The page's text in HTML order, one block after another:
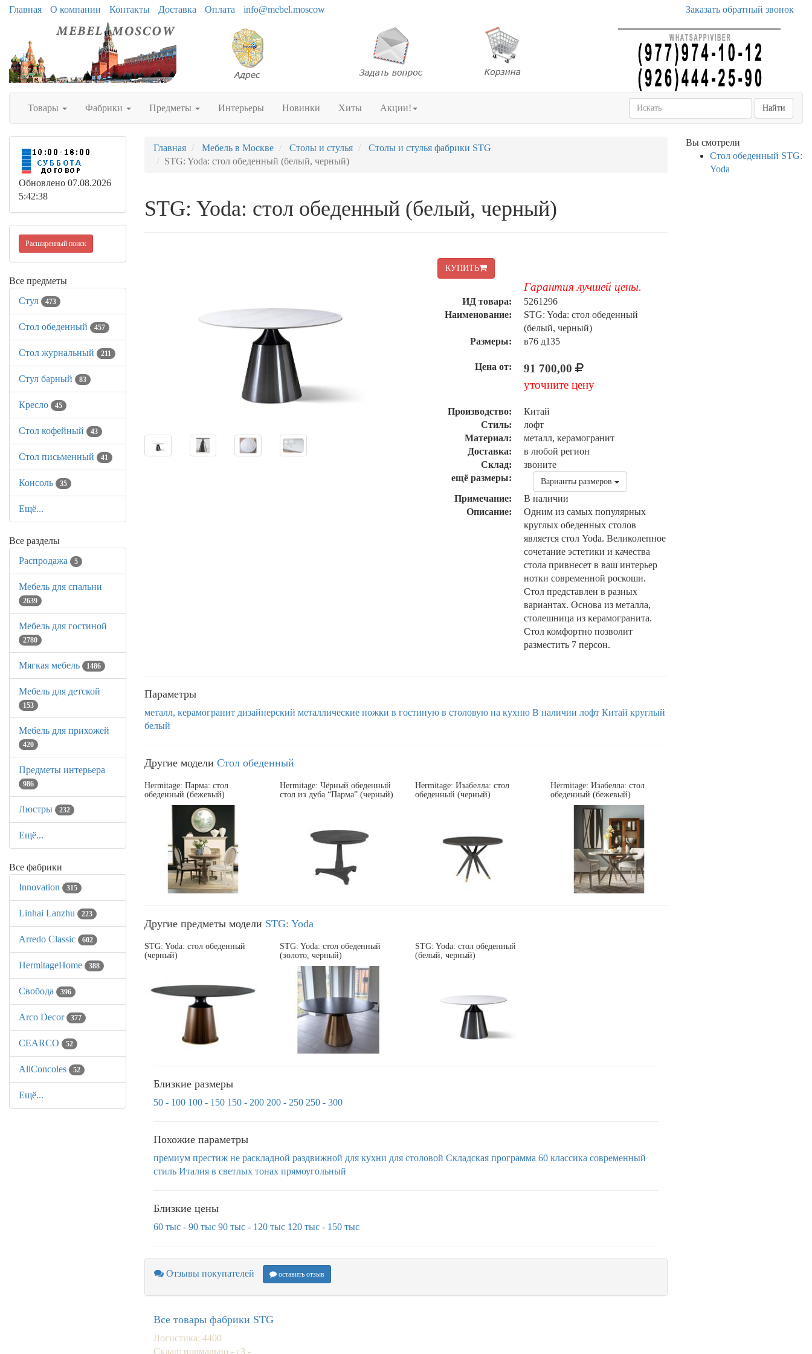
Главная О компании Контакты Доставка Оплата info@mebel.moscow Заказать обратный звонок
Товары Фабрики Предметы Интерьеры Новинки Хиты Акции! Найти
Обновлено 07.08.2026
5:42:38
Расширенный поиск
Все предметы
Стул
473
Стол обеденный 457
Стол журнальный 211
Стул барный 83
Кресло 45
Стол кофейный 43
Стол письменный 41
Консоль 35
Ещё...
Все разделы
Распродажа
5
Мебель для спальни
2639
Мебель для гостиной
2780
Мягкая мебель 1486
Мебель для детской
153
Мебель для прихожей
420
Предметы интерьера
986
Люстры 232
Ещё...
Все фабрики
Innovation
315
Linhai Lanzhu 223
Arredo Classic 602
HermitageHome 388
Свобода 396
Arco Decor 377
CEARCO 52
AllСoncoles 52
Ещё...
Главная Мебель в Москве Столы и стулья
Столы и стулья фабрики STG
STG: Yoda: стол обеденный (белый, черный)
STG: Yoda: стол обеденный (белый, черный)
КУПИТЬ
Гарантия лучшей цены.
ИД товара:
5261296
Наименование:
STG: Yoda: стол обеденный
(белый, черный)
Размеры:
в76 д135
Цена от:
91 700,00
уточните цену
Производство:
Китай
Стиль:
лофт
Материал:
металл, керамогранит
Доставка:
в любой регион
Склад:
звоните
ещё размеры:
Варианты размеров
Примечание:
В наличии
Описание:
Одним из самых популярных
круглых обеденных столов
является стол Yoda. Великолепное
сочетание эстетики и качества
стола привнесет в ваш интерьер
нотки современной роскоши.
Стол представлен в разных
вариантах. Основа из металла,
столешница из керамогранита.
Стол комфортно позволит
разместить 7 персон.
Параметры
металл, керамогранит дизайнерский металлические ножки в гостиную в столовую на кухню В наличии лофт Китай круглый
белый
Другие модели Стол обеденный
Hermitage: Парма: стол
обеденный (бежевый)
Hermitage: Чёрный обеденный
стол из дуба “Парма” (черный)
Hermitage: Изабелла: стол
обеденный (черный)
Hermitage: Изабелла: стол
обеденный (бежевый)
Другие предметы модели STG: Yoda
STG: Yoda: стол обеденный
(черный)
STG: Yoda: стол обеденный
(золото, черный)
STG: Yoda: стол обеденный
(белый, черный)
Близкие размеры
50 - 100 100 - 150 150 - 200 200 - 250 250 - 300
Похожие параметры
премиум престиж не раскладной раздвижной для кухни для столовой Складская программа 60 классика современный
стиль Италия в светлых тонах прямоугольный
Близкие цены
60 тыс - 90 тыс 90 тыс - 120 тыс 120 тыс - 150 тыс
Отзывы покупателей оставить отзыв
Все товары фабрики STG
Логистика: 4400
Склад: нормально - с3 -
Вы смотрели
Стол обеденный STG:
Yoda